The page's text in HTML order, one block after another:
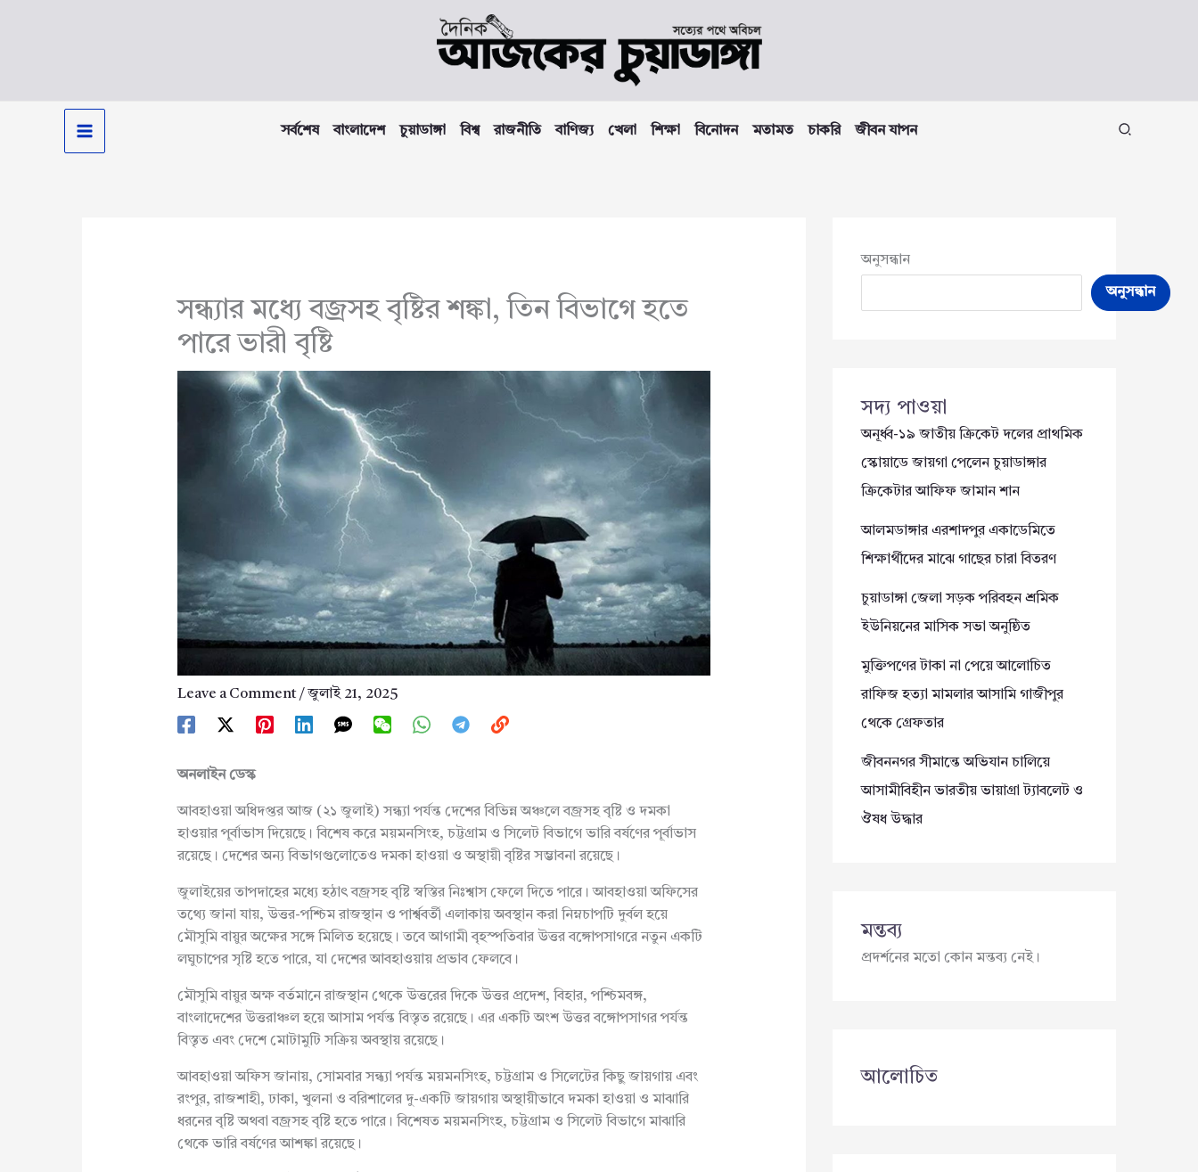
সর্বশেষ বাংলাদেশ চুয়াডাঙ্গা বিশ্ব রাজনীতি বাণিজ্য খেলা শিক্ষা বিনোদন মতামত চাকরি জীবন যাপন
সন্ধ্যার মধ্যে বজ্রসহ বৃষ্টির শঙ্কা, তিন বিভাগে হতে
পারে ভারী বৃষ্টি
Leave a Comment /জুলাই 21, 2025
অনলাইন ডেস্ক
আবহাওয়া অধিদপ্তর আজ (২১ জুলাই) সন্ধ্যা পর্যন্ত দেশের বিভিন্ন অঞ্চলে বজ্রসহ বৃষ্টি ও দমকা
হাওয়ার পূর্বাভাস দিয়েছে। বিশেষ করে ময়মনসিংহ, চট্টগ্রাম ও সিলেট বিভাগে ভারি বর্ষণের পূর্বাভাস
রয়েছে। দেশের অন্য বিভাগগুলোতেও দমকা হাওয়া ও অস্থায়ী বৃষ্টির সম্ভাবনা রয়েছে।
জুলাইয়ের তাপদাহের মধ্যে হঠাৎ বজ্রসহ বৃষ্টি স্বস্তির নিঃশ্বাস ফেলে দিতে পারে। আবহাওয়া অফিসের
তথ্যে জানা যায়, উত্তর-পশ্চিম রাজস্থান ও পার্শ্ববর্তী এলাকায় অবস্থান করা নিম্নচাপটি দুর্বল হয়ে
মৌসুমি বায়ুর অক্ষের সঙ্গে মিলিত হয়েছে। তবে আগামী বৃহস্পতিবার উত্তর বঙ্গোপসাগরে নতুন একটি
লঘুচাপের সৃষ্টি হতে পারে, যা দেশের আবহাওয়ায় প্রভাব ফেলবে।
মৌসুমি বায়ুর অক্ষ বর্তমানে রাজস্থান থেকে উত্তরের দিকে উত্তর প্রদেশ, বিহার, পশ্চিমবঙ্গ,
বাংলাদেশের উত্তরাঞ্চল হয়ে আসাম পর্যন্ত বিস্তৃত রয়েছে। এর একটি অংশ উত্তর বঙ্গোপসাগর পর্যন্ত
বিস্তৃত এবং দেশে মোটামুটি সক্রিয় অবস্থায় রয়েছে।
আবহাওয়া অফিস জানায়, সোমবার সন্ধ্যা পর্যন্ত ময়মনসিংহ, চট্টগ্রাম ও সিলেটের কিছু জায়গায় এবং
রংপুর, রাজশাহী, ঢাকা, খুলনা ও বরিশালের দু-একটি জায়গায় অস্থায়ীভাবে দমকা হাওয়া ও মাঝারি
ধরনের বৃষ্টি অথবা বজ্রসহ বৃষ্টি হতে পারে। বিশেষত ময়মনসিংহ, চট্টগ্রাম ও সিলেট বিভাগে মাঝারি
থেকে ভারি বর্ষণের আশঙ্কা রয়েছে।
অনুসন্ধান
অনুসন্ধান
সদ্য পাওয়া
অনূর্ধ্ব-১৯ জাতীয় ক্রিকেট দলের প্রাথমিক
স্কোয়াডে জায়গা পেলেন চুয়াডাঙ্গার
ক্রিকেটার আফিফ জামান শান
আলমডাঙ্গার এরশাদপুর একাডেমিতে
শিক্ষার্থীদের মাঝে গাছের চারা বিতরণ
চুয়াডাঙ্গা জেলা সড়ক পরিবহন শ্রমিক
ইউনিয়নের মাসিক সভা অনুষ্ঠিত
মুক্তিপণের টাকা না পেয়ে আলোচিত
রাফিজ হত্যা মামলার আসামি গাজীপুর
থেকে গ্রেফতার
জীবননগর সীমান্তে অভিযান চালিয়ে
আসামীবিহীন ভারতীয় ভায়াগ্রা ট্যাবলেট ও
ঔষধ উদ্ধার
মন্তব্য
প্রদর্শনের মতো কোন মন্তব্য নেই।
আলোচিত